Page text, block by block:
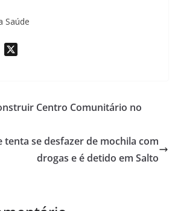
Saúde
g
m
Centro Comunitário no
tenta se desfazer de mochila com
drogas e é detido em Salto